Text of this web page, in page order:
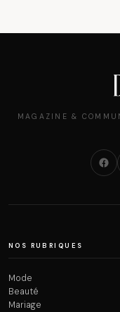
MAGAZINE &
NOS RUBRIQUES
Mode
Beauté
Mariage